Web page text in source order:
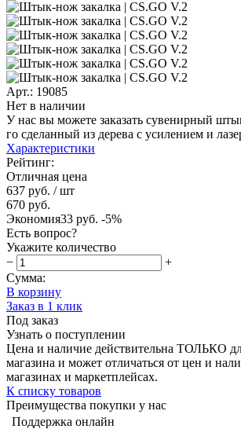
Арт.: 19085
Нет в наличии
У нас вы можете заказать сувенирный
го сделанный из дерева с усилением и
Характеристики
Рейтинг:
Отличная цена
637 руб. / шт
670 руб.
Экономия33 руб. -5%
Есть вопрос?
Укажите количество
−
+
Сумма:
В корзину
Заказ в 1 клик
Под заказ
Узнать о поступлении
Цена и наличие действительна ТОЛЬКО
магазина и может отличаться от цен и
магазинах и маркетплейсах.
К списку товаров
Преимущества покупки у нас
Поддержка онлайн